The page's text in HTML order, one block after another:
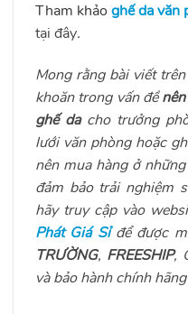
Tham khảo ghế da văn
tại đây.
Mong rằng bài viết
khoăn trong vấn đề
ghế dacho trưởng
lưới văn phòng hoặc
nên mua hàng ở
đảm bảo trải nghiệm
hãy truy cập vào
Phát Giá Sỉ để được
TRƯỜNG, FREESHIP,
và bảo hành chính